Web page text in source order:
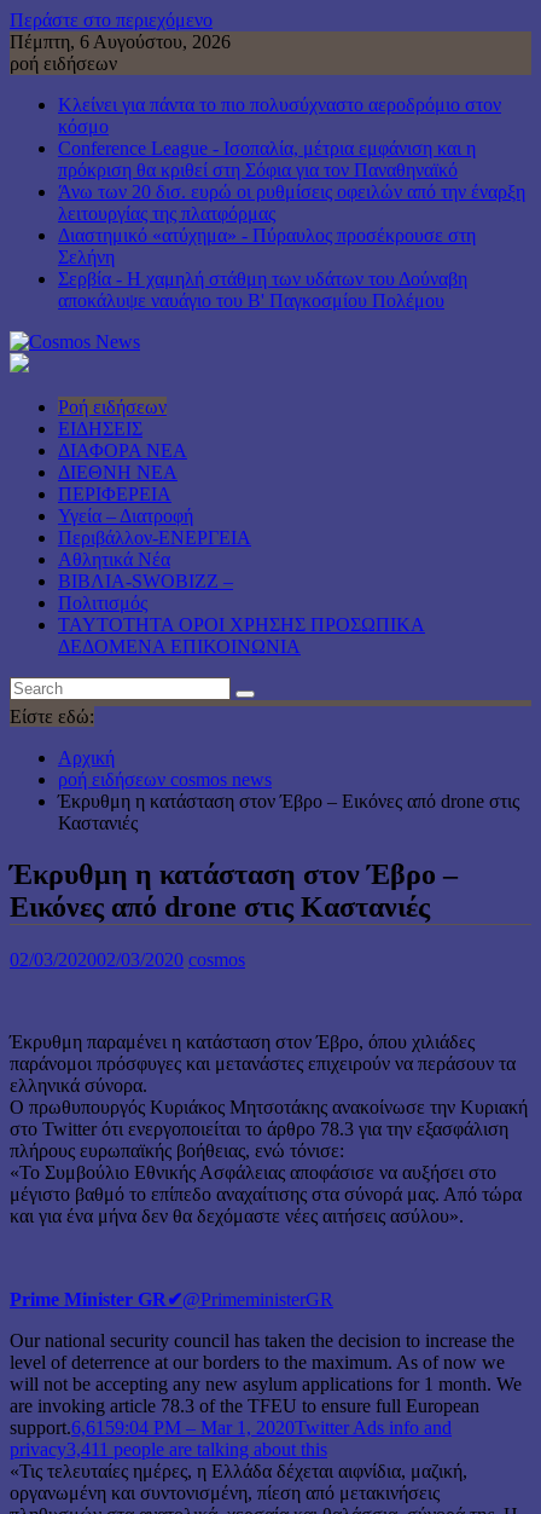
Περάστε στο περιεχόμενο
Πέμπτη, 6 Αυγούστου, 2026
ροή ειδήσεων
Κλείνει για πάντα το πιο πολυσύχναστο αεροδρόμιο στον
κόσμο
Conference League - Ισοπαλία, μέτρια εμφάνιση και η
πρόκριση θα κριθεί στη Σόφια για τον Παναθηναϊκό
Άνω των 20 δισ. ευρώ οι ρυθμίσεις οφειλών από την έναρξη
λειτουργίας της πλατφόρμας
Διαστημικό «ατύχημα» - Πύραυλος προσέκρουσε στη
Σελήνη
Σερβία - Η χαμηλή στάθμη των υδάτων του Δούναβη
αποκάλυψε ναυάγιο του Β' Παγκοσμίου Πολέμου
Ροή ειδήσεων
ΕΙΔΗΣΕΙΣ
ΔΙΑΦΟΡΑ ΝΕΑ
ΔΙΕΘΝΗ ΝΕΑ
ΠΕΡΙΦΕΡΕΙΑ
Υγεία – Διατροφή
Περιβάλλον-ΕΝΕΡΓΕΙΑ
Αθλητικά Νέα
ΒΙΒΛΙΑ-SWOBIZZ –
Πολιτισμός
TAYTOTHTA ΟΡΟΙ ΧΡΗΣΗΣ ΠΡΟΣΩΠΙΚΑ
ΔΕΔΟΜΕΝΑ ΕΠΙΚΟΙΝΩΝΙΑ
Είστε εδώ:
Αρχική
ροή ειδήσεων cosmos news
Έκρυθμη η κατάσταση στον Έβρο – Εικόνες από drone στις
Καστανιές
Έκρυθμη η κατάσταση στον Έβρο –
Εικόνες από drone στις Καστανιές
02/03/202002/03/2020 cosmos
Έκρυθμη παραμένει η κατάσταση στον Έβρο, όπου χιλιάδες
παράνομοι πρόσφυγες και μετανάστες επιχειρούν να περάσουν τα
ελληνικά σύνορα.
Ο πρωθυπουργός Κυριάκος Μητσοτάκης ανακοίνωσε την Κυριακή
στο Twitter ότι ενεργοποιείται το άρθρο 78.3 για την εξασφάλιση
πλήρους ευρωπαϊκής βοήθειας, ενώ τόνισε:
«Το Συμβούλιο Εθνικής Ασφάλειας αποφάσισε να αυξήσει στο
μέγιστο βαθμό το επίπεδο αναχαίτισης στα σύνορά μας. Από τώρα
και για ένα μήνα δεν θα δεχόμαστε νέες αιτήσεις ασύλου».
Prime Minister GR ✔@PrimeministerGR
Our national security council has taken the decision to increase the
level of deterrence at our borders to the maximum. As of now we
will not be accepting any new asylum applications for 1 month. We
are invoking article 78.3 of the TFEU to ensure full European
support.6,6159:04 PM – Mar 1, 2020Twitter Ads info and
privacy3,411 people are talking about this
«Τις τελευταίες ημέρες, η Ελλάδα δέχεται αιφνίδια, μαζική,
οργανωμένη και συντονισμένη, πίεση από μετακινήσεις